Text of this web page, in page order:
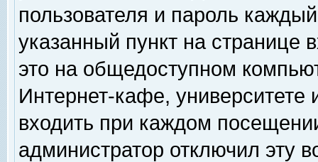
пользователя и пароль
указанный пункт на
это на общедоступном
Интернет-кафе, университете
входить при каждом
администратор отключил эту